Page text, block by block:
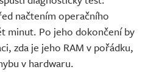
načtením operačního
minut. Po jeho dokončení by
zda je jeho RAM v pořádku,
v hardwaru.